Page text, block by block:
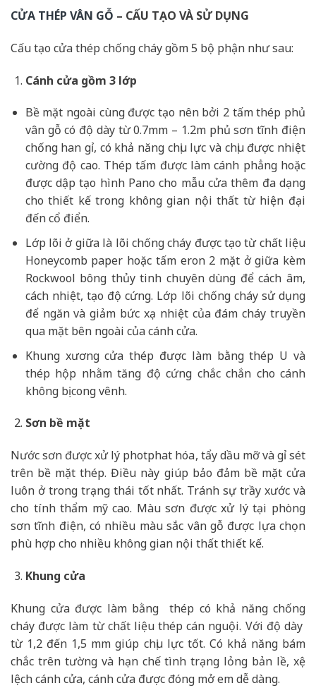
CỬA THÉP VÂN GỖ – CẤU TẠO VÀ SỬ DỤNG
Cấu tạo cửa thép chống cháy gồm 5 bộ phận như sau:
Cánh cửa gồm 3 lớp
Bề mặt ngoài cùng được tạo nên bởi 2 tấm thép phủ
vân gỗ có độ dày từ 0.7mm – 1.2m phủ sơn tĩnh điện
chống han gỉ, có khả năng chịu lực và chịu được nhiệt
cường độ cao. Thép tấm được làm cánh phẳng hoặc
được dập tạo hình Pano cho mẫu cửa thêm đa dạng
cho thiết kế trong không gian nội thất từ hiện đại
đến cổ điển.
Lớp lõi ở giữa là lõi chống cháy được tạo từ chất liệu
Honeycomb paper hoặc tấm eron 2 mặt ở giữa kèm
Rockwool bông thủy tinh chuyên dùng để cách âm,
cách nhiệt, tạo độ cứng. Lớp lõi chống cháy sử dụng
để ngăn và giảm bức xạ nhiệt của đám cháy truyền
qua mặt bên ngoài của cánh cửa.
Khung xương cửa thép được làm bằng thép U và
thép hộp nhằm tăng độ cứng chắc chắn cho cánh
không bị cong vênh.
Sơn bề mặt
Nước sơn được xử lý photphat hóa, tẩy dầu mỡ và gỉ sét
trên bề mặt thép. Điều này giúp bảo đảm bề mặt cửa
luôn ở trong trạng thái tốt nhất. Tránh sự trầy xước và
cho tính thẩm mỹ cao. Màu sơn được xử lý tại phòng
sơn tĩnh điện, có nhiều màu sắc vân gỗ được lựa chọn
phù hợp cho nhiều không gian nội thất thiết kế.
Khung cửa
Khung cửa được làm bằng thép có khả năng chống
cháy được làm từ chất liệu thép cán nguội. Với độ dày
từ 1,2 đến 1,5 mm giúp chịu lực tốt. Có khả năng bám
chắc trên tường và hạn chế tình trạng lỏng bản lề, xệ
lệch cánh cửa, cánh cửa được đóng mở em dễ dàng.